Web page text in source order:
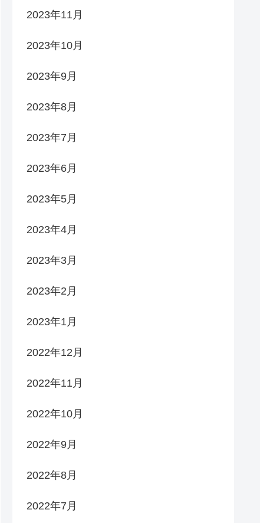
2023年11月
2023年10月
2023年9月
2023年8月
2023年7月
2023年6月
2023年5月
2023年4月
2023年3月
2023年2月
2023年1月
2022年12月
2022年11月
2022年10月
2022年9月
2022年8月
2022年7月